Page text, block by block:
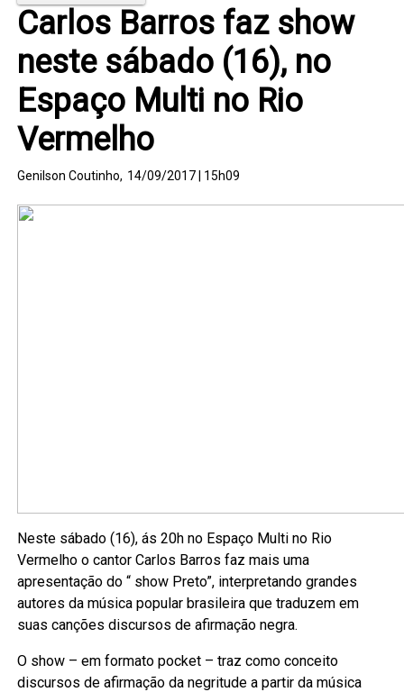
Carlos Barros faz show
neste sábado (16), no
Espaço Multi no Rio
Vermelho
Genilson Coutinho, 14/09/2017 | 15h09
Neste sábado (16), ás 20h no Espaço Multi no Rio
Vermelho o cantor Carlos Barros faz mais uma
apresentação do “ show Preto”, interpretando grandes
autores da música popular brasileira que traduzem em
suas canções discursos de afirmação negra.
O show – em formato pocket – traz como conceito
discursos de afirmação da negritude a partir da música